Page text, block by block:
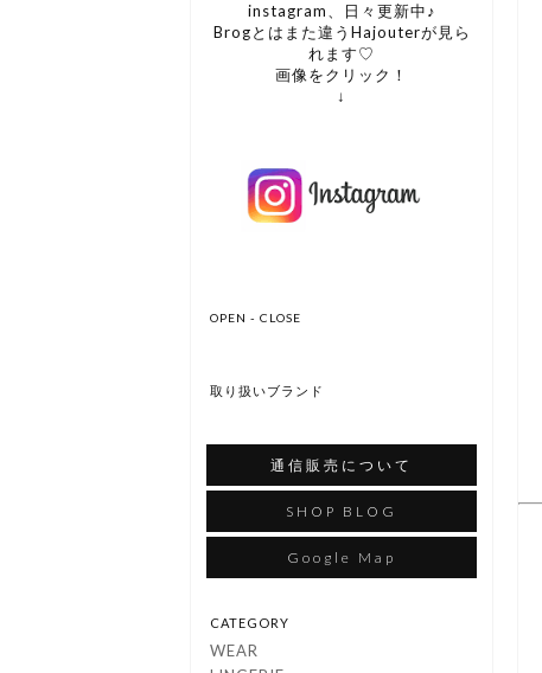
instagram、日々更新中♪
Brogとはまた違うHajouterが見ら
れます♡
画像をクリック！
↓
OPEN - CLOSE
取り扱いブランド
通信販売について
SHOP BLOG
Google Map
CATEGORY
WEAR